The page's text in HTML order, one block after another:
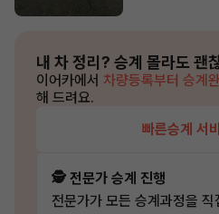
내 차 정리? 승계 몰라도 괜
이어카에서 차량등록부터 승계
해 드려요.
빠른승계 서
🕵️ 전문가 승계 진행
전문가가 모든 승계과정을